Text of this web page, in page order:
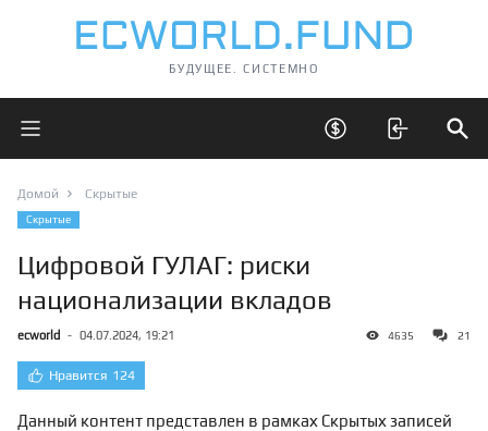
БУДУЩЕЕ. СИСТЕМНО
Открыть главное меню Открыть скрытые
Домой Скрытые
Скрытые
Цифровой ГУЛАГ: риски
национализации вкладов
ecworld - 04.07.2024, 19:21 4635 21
Нравится 124
Данный контент представлен в рамках Скрытых записей